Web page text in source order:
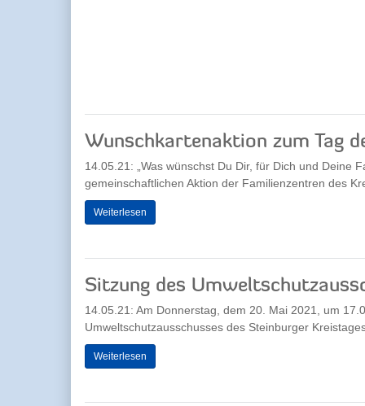
Wunschkartenaktion zum Tag
14.05.21: „Was wünschst Du Dir, für Dich und Deine
gemeinschaftlichen Aktion der Familienzentren des
Weiterlesen
Sitzung des
14.05.21: Am Donnerstag, dem 20. Mai 2021, um
Umweltschutzausschusses des Steinburger Kreistages
Weiterlesen